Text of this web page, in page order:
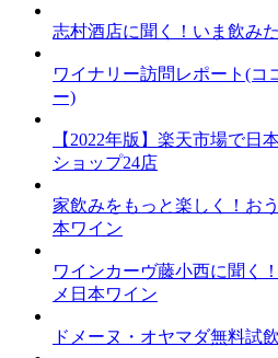
志村酒店に聞く！いま飲み
ワイナリー訪問レポート(コ
ー)
【2022年版】楽天市場で日
ショップ24店
家飲みをもっと楽しく！お
本ワイン
ワインカーヴ藤小西に聞く
メ日本ワイン
ドメーヌ・オヤマダ無料試